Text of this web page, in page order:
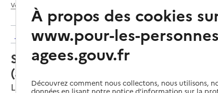
Voir le fil d’Ariane
Retour aux résultats de l'annuaire
Service autonomie à domicile
(aide) – Adu Services
Le Mans, SARTHE
À propos des cookies
www.pour-les-
agees.gouv.fr
Découvrez comment nous collectons, nous utilisons,